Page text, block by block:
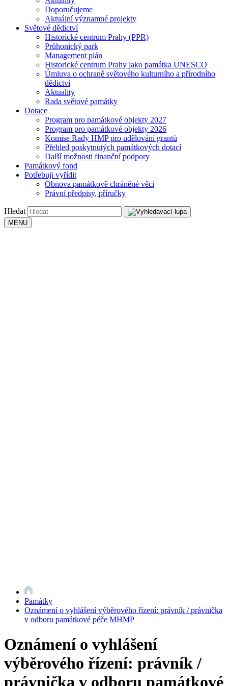
Doporučujeme
Aktuální významné projekty
Světové dědictví
Historické centrum Prahy (PPR)
Průhonický park
Management plán
Historické centrum Prahy jako památka UNESCO
Úmluva o ochraně světového kulturního a přírodního
dědictví
Aktuality
Rada světové památky
Dotace
Program pro památkové objekty 2027
Program pro památkové objekty 2026
Komise Rady HMP pro udělování grantů
Přehled poskytnutých památkových dotací
Další možnosti finanční podpory
Památkový fond
Potřebuji vyřídit
Obnova památkově chráněné věci
Právní předpisy, příručky
Hledat
MENU
Památky
Oznámení o vyhlášení výběrového řízení: právník / právnička
v odboru památkové péče MHMP
Oznámení o vyhlášení
výběrového řízení: právník /
právnička v odboru památkové